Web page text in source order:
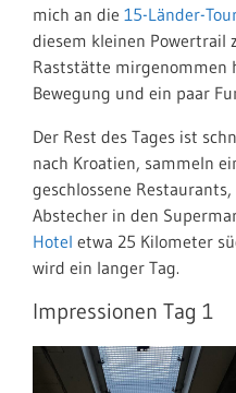
mich an die 15-Länder-
diesem kleinen Powertrail
Raststätte mirgenommen
Bewegung und ein paar
Der Rest des Tages ist
nach Kroatien, sammeln
geschlossene
Abstecher in den
Hotel etwa 25 Kilometer
wird ein langer Tag.
Impressionen Tag 1